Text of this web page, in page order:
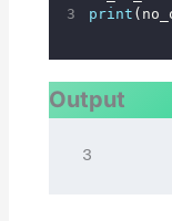
print
Output
3